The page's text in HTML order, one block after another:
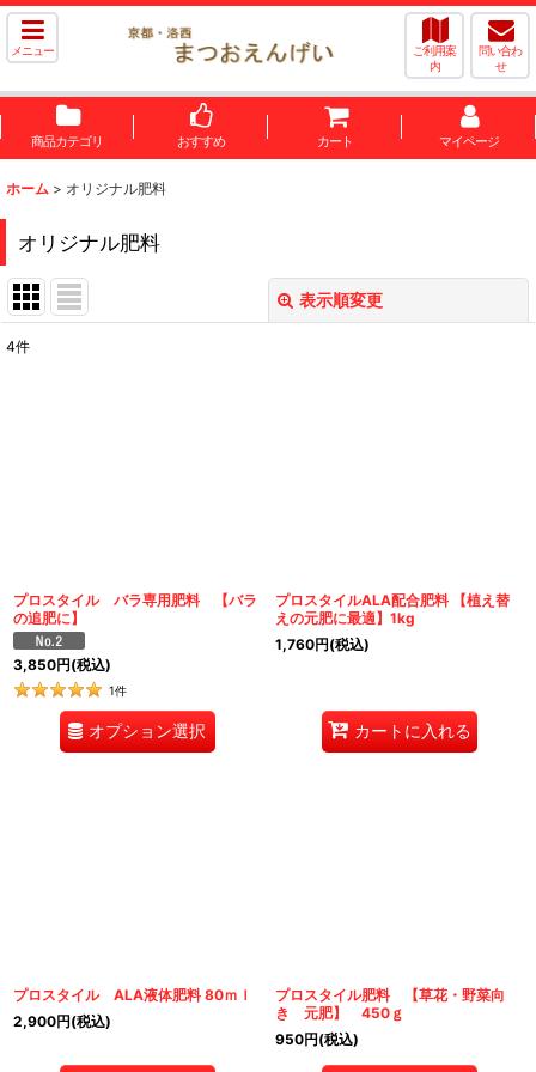
メニュー
ご利用案
内
問い合わ
せ
商品カテゴリ おすすめ カート マイページ
ホーム > オリジナル肥料
オリジナル肥料
表示順変更
4件
プロスタイル バラ専用肥料 【バラ
の追肥に】
3,850円(税込)
1件
オプション選択
プロスタイルALA配合肥料 【植え替
えの元肥に最適】1kg
1,760円(税込)
カートに入れる
プロスタイル ALA液体肥料 80ｍｌ
2,900円(税込)
プロスタイル肥料 【草花・野菜向
き 元肥】 450ｇ
950円(税込)